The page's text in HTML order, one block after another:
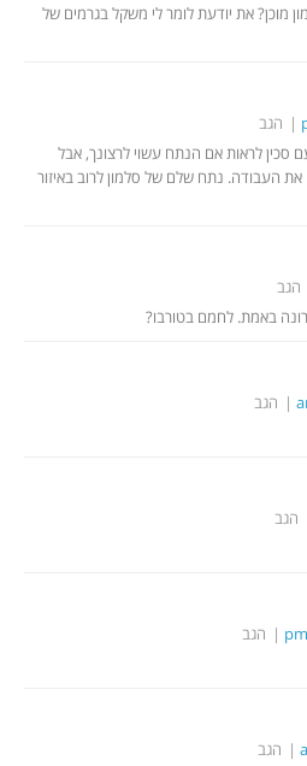
מוכן? את יודעת לומר לי משקל בגרמים של
הגב
סכין לראות אם הנתח עשוי לרצונך, אבל
העבודה. נתח שלם של סלמון לרוב באיזור
הגב
באמת. לחמם בטורבו?
הגב
הגב
הגב
הגב